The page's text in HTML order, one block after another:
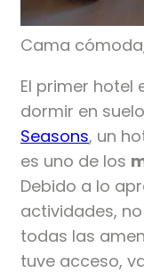
Cama
El primer hotel
dormir en
Seasons, un
es uno de los
Debido a lo
actividades,
todas las
tuve acceso,